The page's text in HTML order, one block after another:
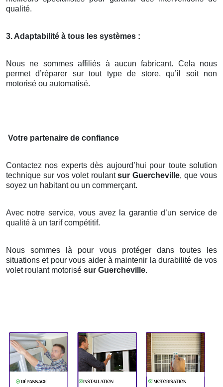
qualité.
3. Adaptabilité à tous les systèmes :
Nous ne sommes affiliés à aucun fabricant. Cela nous
permet d’réparer sur tout type de store, qu’il soit non
motorisé ou automatisé.
Votre partenaire de confiance
Contactez nos experts dès aujourd’hui pour toute solution
technique sur vos volet roulantsur Guercheville, que vous
soyez un habitant ou un commerçant.
Avec notre service, vous avez la garantie d’un service de
qualité à un tarif compétitif.
Nous sommes là pour vous protéger dans toutes les
situations et pour vous aider à maintenir la durabilité de vos
volet roulant motorisé sur Guercheville.